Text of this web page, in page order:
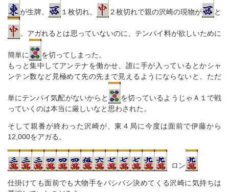
が生牌、 １枚切れ、 ２枚切れで親の沢崎の現物が と
。アガれるとは思っていないのに、テンパイ料が欲しいために
簡単に
を切ってしまった。
もっと集中してアンテナを働かせ、誰に手が入っているとかシャ
ンテン数など見極めて先の先まで見えるようにならないと、ただ
単にテンパイ気配がないからと
を切っているようじゃＡ１で戦
っていくのは本当に厳しいなと思わされた。
そして親番が終わった沢崎が、東４局に今度は面前で伊藤から
12,000をアガる。
ロン
仕掛けても面前でも大物手をバシバシ決めてくる沢崎に気持ちは